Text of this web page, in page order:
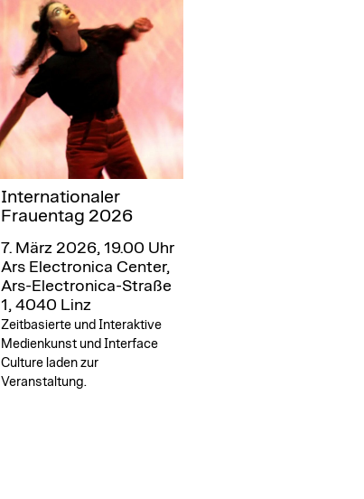
Internationaler
Frauentag 2026
7. März 2026, 19.00 Uhr
Ars Electronica Center,
Ars-Electronica-Straße
1, 4040 Linz
Zeitbasierte und Interaktive
Medienkunst und Interface
Culture laden zur
Veranstaltung.